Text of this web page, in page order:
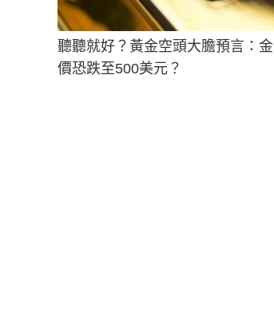
聽聽就好？黃金空頭大膽預言：金
價恐跌至500美元？